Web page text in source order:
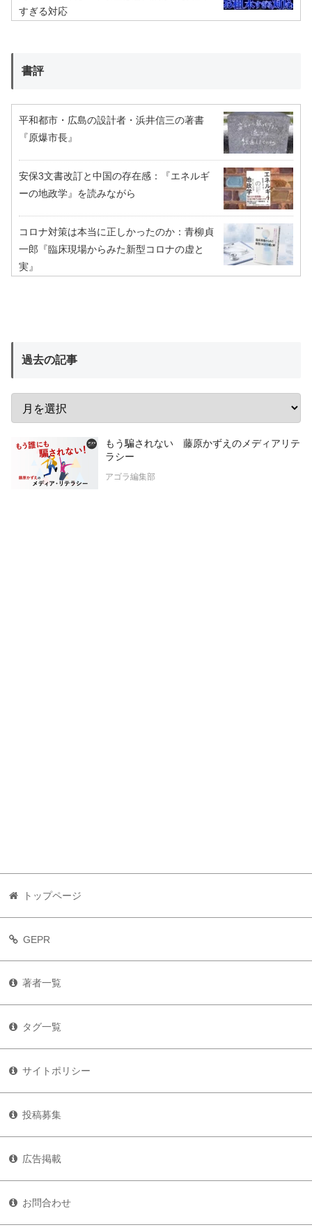
すぎる対応
書評
平和都市・広島の設計者・浜井信三の著書
『原爆市長』
安保3文書改訂と中国の存在感：『エネルギ
ーの地政学』を読みながら
コロナ対策は本当に正しかったのか：青柳貞
一郎『臨床現場からみた新型コロナの虚と
実』
過去の記事
もう騙されない 藤原かずえのメディアリテ
ラシー
アゴラ編集部
トップページ
GEPR
著者一覧
タグ一覧
サイトポリシー
投稿募集
広告掲載
お問合わせ